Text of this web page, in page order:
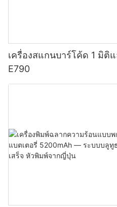
เครื่องสแกนบาร์โค้ด 1 มิติ
E790